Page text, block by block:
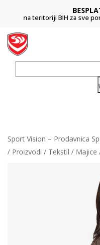
na teritoriji BIH za sve
Sport Vision – Prodavnica
Proizvodi
Tekstil Majice